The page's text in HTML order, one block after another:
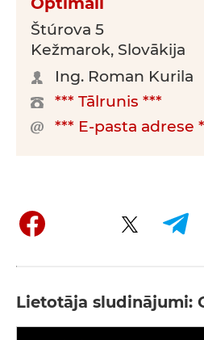
Štúrova 5
Kežmarok, Slovākija
Ing. Roman Kurila
*** Tālrunis ***
*** E-pasta adrese
Lietotāja sludinājumi: